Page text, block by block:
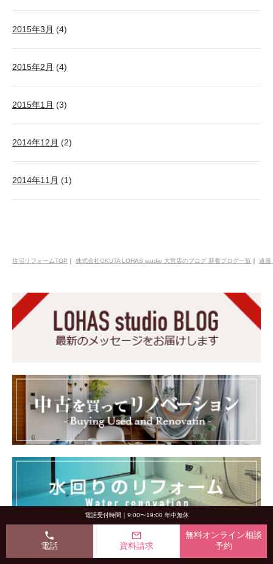
2015年3月 (4)
2015年2月 (4)
2015年1月 (3)
2014年12月 (2)
2014年11月 (1)
住宅リフォームTOP 株式会社OKUTA LOHAS studio 大宮店のブログ 新着ブログ一覧 遠藤
電話受付時間｜9:00〜19:00 年中無休
phone
電話
mail_outline
資料請求
無料オンライン相談
予約